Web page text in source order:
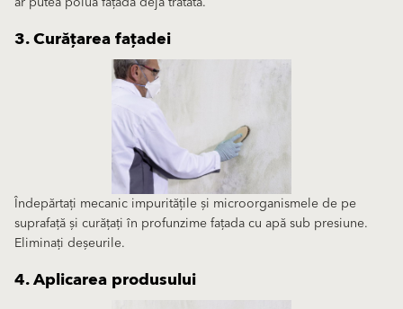
3. Curățarea fațadei
Îndepărtați mecanic impuritățile și microorganismele de pe
suprafață și curățați în profunzime fațada cu apă sub presiune.
Eliminați deșeurile.
4. Aplicarea produsului